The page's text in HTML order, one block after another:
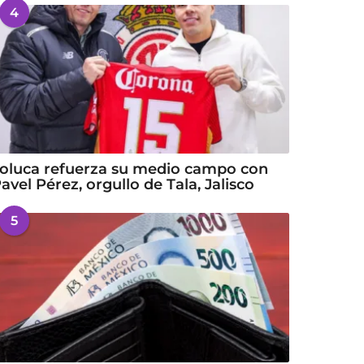
4
refuerza su medio campo con
Pérez, orgullo de Tala, Jalisco
5